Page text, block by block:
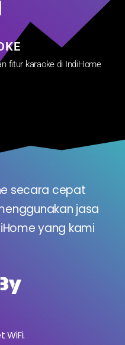
fitur karaoke di IndiHome
secara cepat
jasa
yang kami
WiFi.